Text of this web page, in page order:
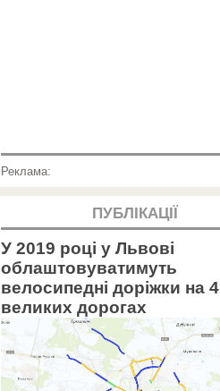
Реклама:
ПУБЛІКАЦІЇ
У 2019 році у Львові
облаштовуватимуть
велосипедні доріжки на 4
великих дорогах